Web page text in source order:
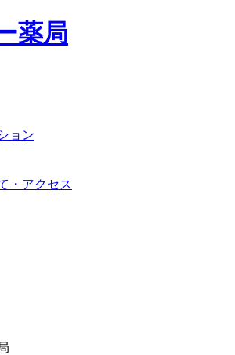
薬局
ョン
・アクセス